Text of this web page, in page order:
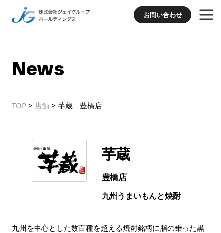
お問い合わせ
News
TOP > 店舗 > 芋蔵 豊橋店
芋蔵
豊橋店
九州うまいもんと焼酎
九州を中心とした数百種を超える焼酎銘柄に脂の乗った黒